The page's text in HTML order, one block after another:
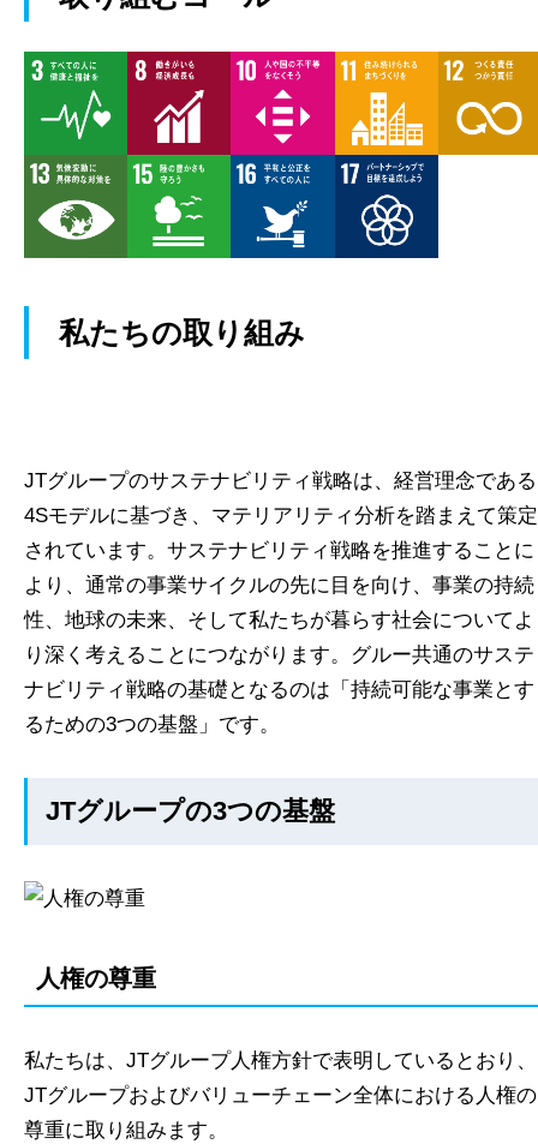
私たちの取り組み
JTグループのサステナビリティ戦略は、経営理念である
4Sモデルに基づき、マテリアリティ分析を踏まえて策定
されています。サステナビリティ戦略を推進することに
より、通常の事業サイクルの先に目を向け、事業の持続
性、地球の未来、そして私たちが暮らす社会についてよ
り深く考えることにつながります。グルー共通のサステ
ナビリティ戦略の基礎となるのは「持続可能な事業とす
るための3つの基盤」です。
JTグループの3つの基盤
人権の尊重
私たちは、JTグループ人権方針で表明しているとおり、
JTグループおよびバリューチェーン全体における人権の
尊重に取り組みます。